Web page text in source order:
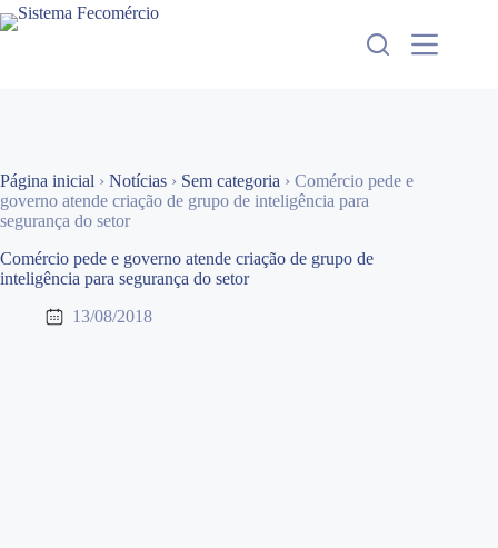
Pular
para
Página inicial › Notícias › Sem categoria › Comércio pede e
governo atende criação de grupo de inteligência para
segurança do setor
Comércio pede e governo atende criação de grupo de
inteligência para segurança do setor
13/08/2018